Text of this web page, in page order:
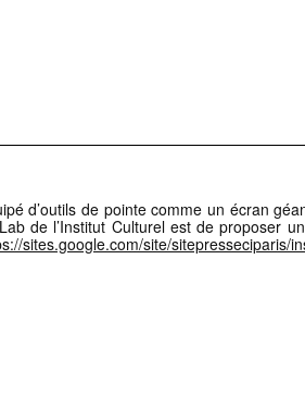
d’outils de pointe comme un écran
de l’Institut Culturel est de proposer
sites.google.com/site/sitepresseciparis/